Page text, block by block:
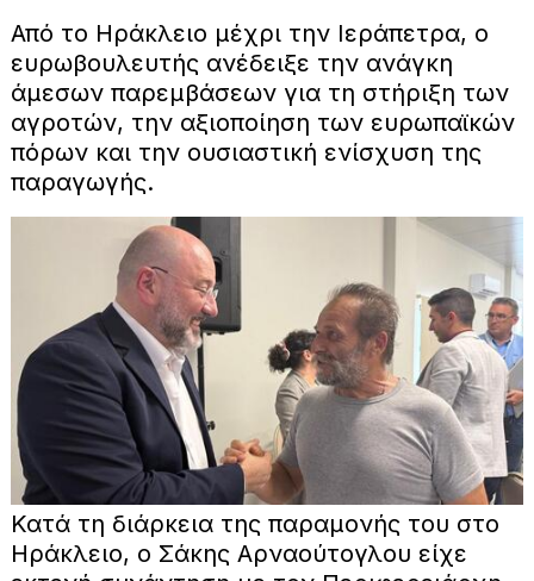
Από το Ηράκλειο μέχρι την Ιεράπετρα, ο
ευρωβουλευτής ανέδειξε την ανάγκη
άμεσων παρεμβάσεων για τη στήριξη των
αγροτών, την αξιοποίηση των ευρωπαϊκών
πόρων και την ουσιαστική ενίσχυση της
παραγωγής.
Κατά τη διάρκεια της παραμονής του στο
Ηράκλειο, ο Σάκης Αρναούτογλου είχε